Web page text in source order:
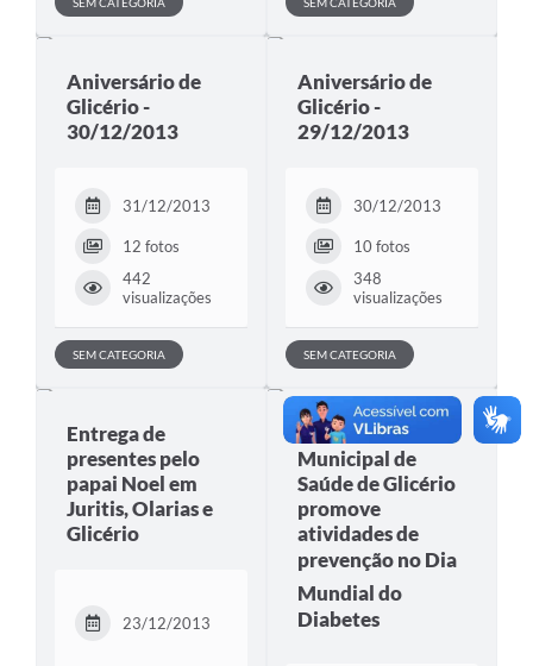
Aniversário de
Glicério -
30/12/2013
31/12/2013
12 fotos
442
visualizações
SEM CATEGORIA
Aniversário de
Glicério -
29/12/2013
30/12/2013
10 fotos
348
visualizações
SEM CATEGORIA
Entrega de
presentes pelo
papai Noel em
Juritis, Olarias e
Glicério
23/12/2013
Secretaria
Municipal de
Saúde de Glicério
promove
atividades de
prevenção no Dia
Mundial do
Diabetes